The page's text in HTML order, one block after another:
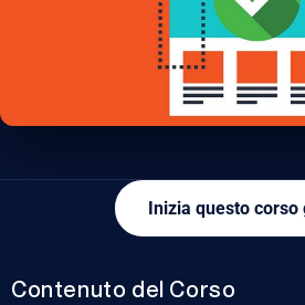
Inizia questo corso
Contenuto del Corso